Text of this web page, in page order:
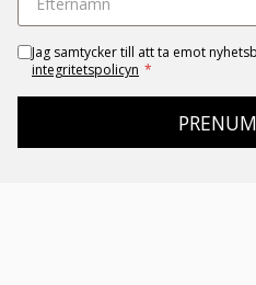
Jag samtycker till att ta emot
integritetspolicyn *